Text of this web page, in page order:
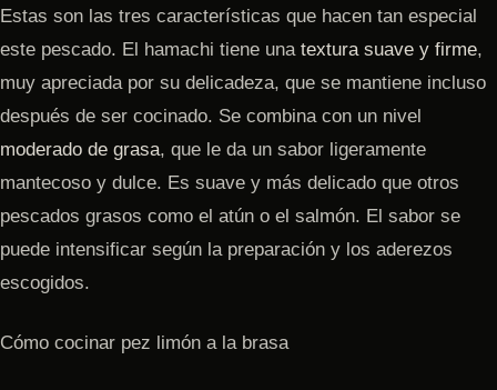
Estas son las tres características que hacen tan especial
este pescado. El hamachi tiene una textura suave y firme,
muy apreciada por su delicadeza, que se mantiene incluso
después de ser cocinado. Se combina con un nivel
moderado de grasa, que le da un sabor ligeramente
mantecoso y dulce. Es suave y más delicado que otros
pescados grasos como el atún o el salmón. El sabor se
puede intensificar según la preparación y los aderezos
escogidos.
Cómo cocinar pez limón a la brasa